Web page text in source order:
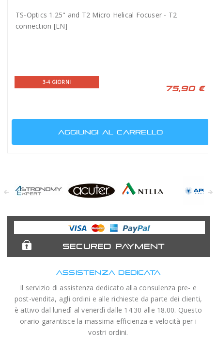
TS-Optics 1.25" and T2 Micro Helical Focuser - T2
connection [EN]
3-4 GIORNI
75,90 €
AGGIUNGI AL CARRELLO
Expert
Telescopes
SECURED PAYMENT
ASSISTENZA DEDICATA
Il servizio di assistenza dedicato alla consulenza pre- e
post-vendita, agli ordini e alle richieste da parte dei clienti,
è attivo dal lunedì al venerdì dalle 14.30 alle 18.00. Questo
orario garantisce la massima efficienza e velocità per i
vostri ordini.